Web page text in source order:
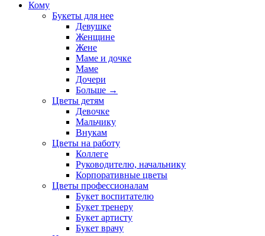
Кому
Букеты для нее
Девушке
Женщине
Жене
Маме и дочке
Маме
Дочери
Больше →
Цветы детям
Девочке
Мальчику
Внукам
Цветы на работу
Коллеге
Руководителю, начальнику
Корпоративные цветы
Цветы профессионалам
Букет воспитателю
Букет тренеру
Букет артисту
Букет врачу